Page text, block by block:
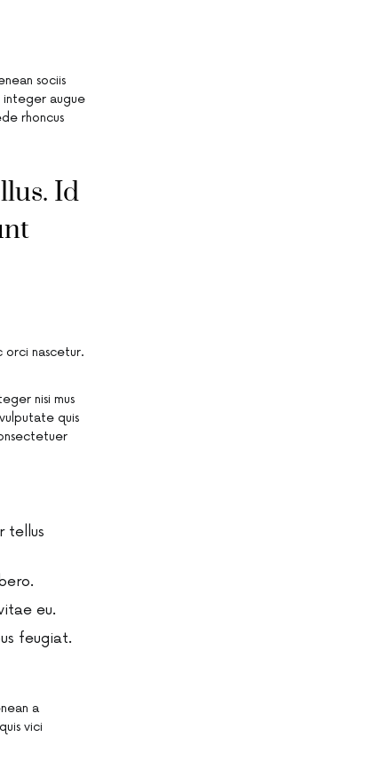
sociis
integer augue
rhoncus
Id
orci nascetur.
nisi mus
quis
tellus
eu.
feugiat.
a
vici